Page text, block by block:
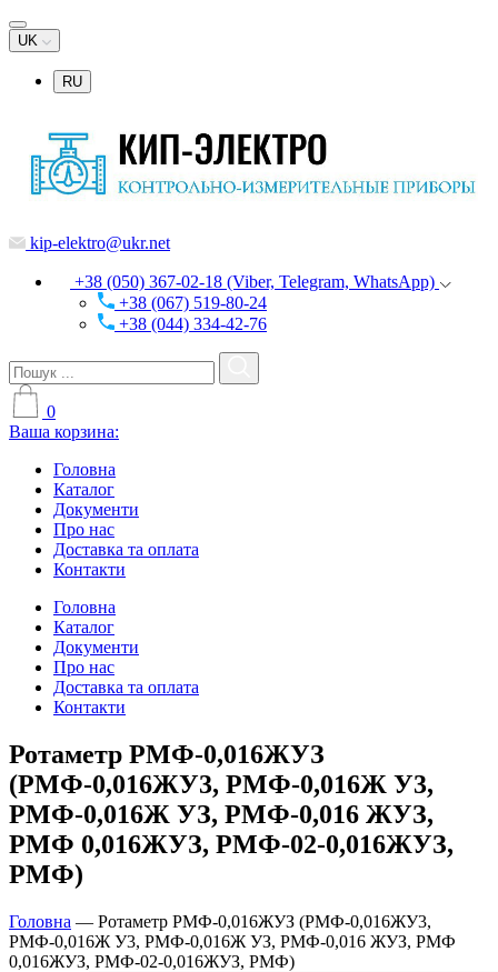
UK
RU
kip-elektro@ukr.net
+38 (050) 367-02-18 (Viber, Telegram, WhatsApp)
+38 (067) 519-80-24
+38 (044) 334-42-76
0
Ваша корзина:
Головна
Каталог
Документи
Про нас
Доставка та оплата
Контакти
Головна
Каталог
Документи
Про нас
Доставка та оплата
Контакти
Ротаметр РМФ-0,016ЖУЗ
(РМФ-0,016ЖУ3, РМФ-0,016Ж У3,
РМФ-0,016Ж УЗ, РМФ-0,016 ЖУЗ,
РМФ 0,016ЖУЗ, РМФ-02-0,016ЖУЗ,
РМФ)
Головна — Ротаметр РМФ-0,016ЖУЗ (РМФ-0,016ЖУ3,
РМФ-0,016Ж У3, РМФ-0,016Ж УЗ, РМФ-0,016 ЖУЗ, РМФ
0,016ЖУЗ, РМФ-02-0,016ЖУЗ, РМФ)